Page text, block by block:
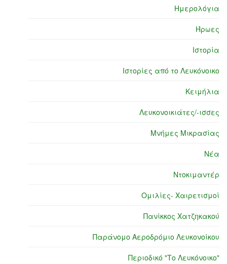
Ημερολόγια
Ήρωες
Ιστορία
Ιστορίες από το Λευκόνοικο
Κειμήλια
Λευκονοικιάτες/-ισσες
Μνήμες Μικρασίας
Νέα
Ντοκιμαντέρ
Ομιλίες- Χαιρετισμοί
Πανίκκος Χατζηκακού
Παράνομο Αεροδρόμιο Λευκονοίκου
Περιοδικό "Το Λευκόνοικο"